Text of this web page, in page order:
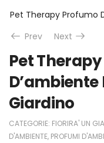
Pet Therapy Profumo
Prev
Next
Pet
D’ambiente
Giardino
CATEGORIE: FIORIRA' UN
D'AMBIENTE, PROFUMI